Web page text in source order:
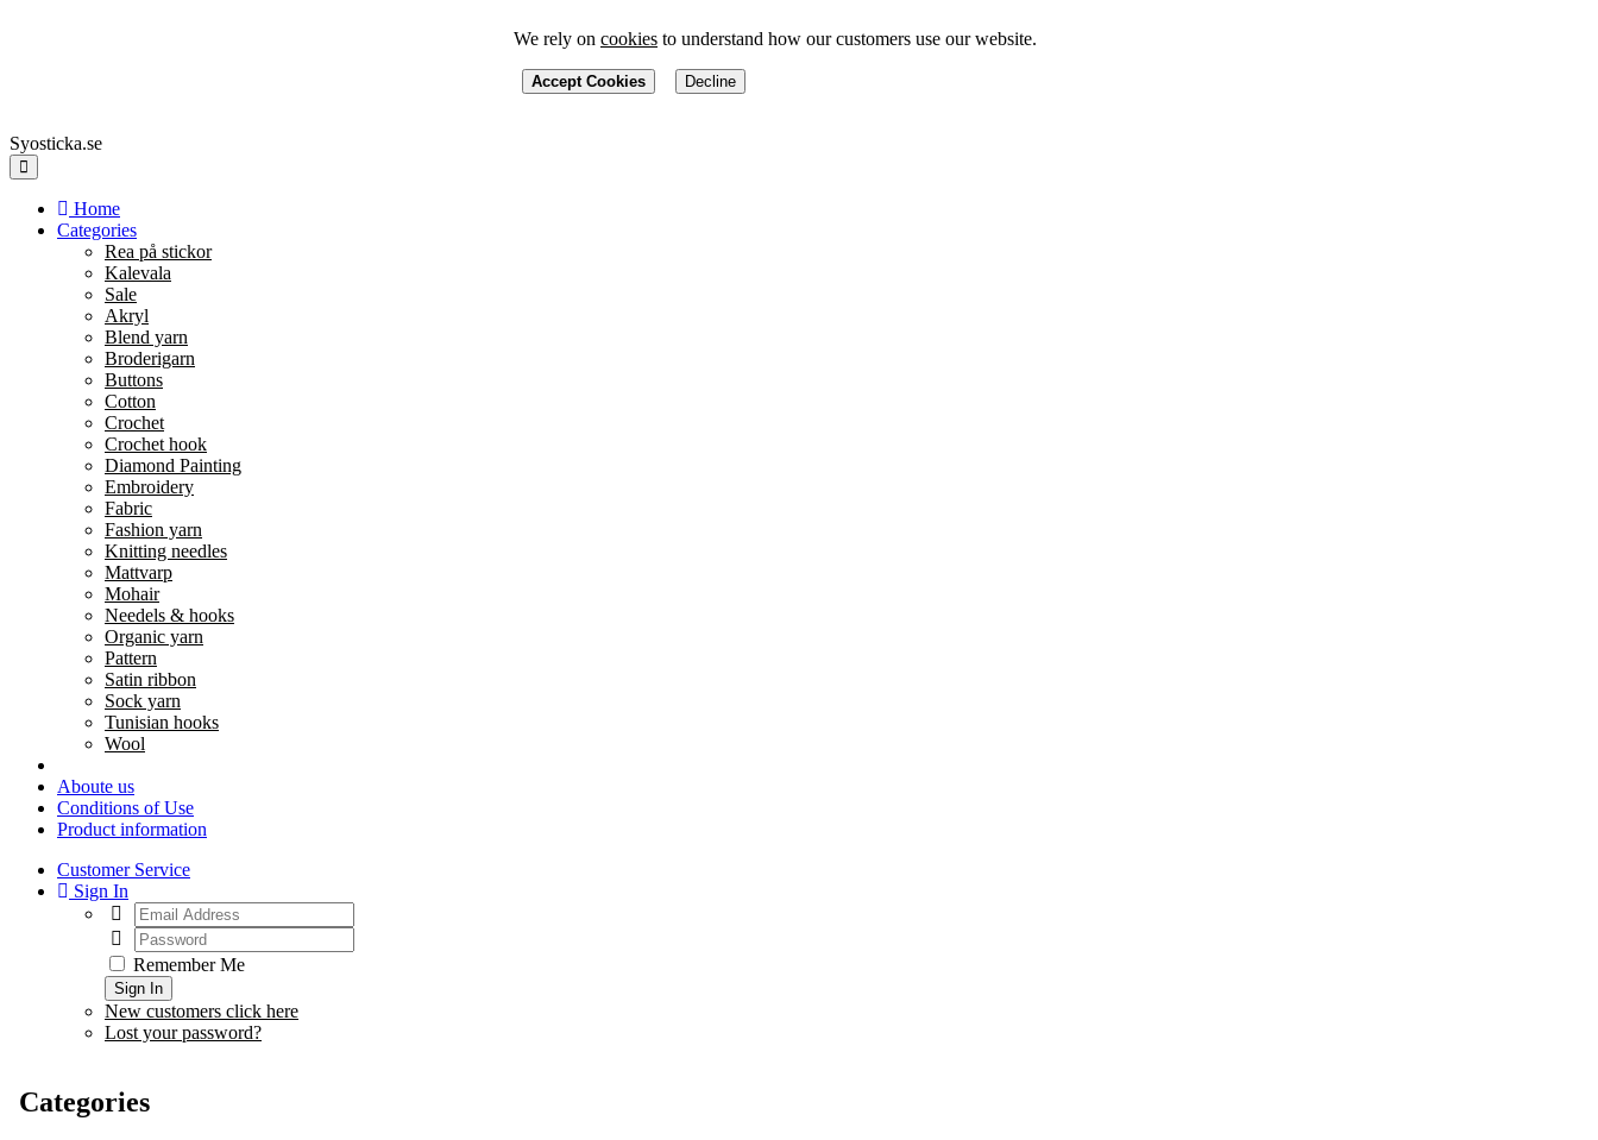
Syosticka.se
Home
Categories
Rea på stickor
Kalevala
Sale
Akryl
Blend yarn
Broderigarn
Buttons
Cotton
Crochet
Crochet hook
Diamond Painting
Embroidery
Fabric
Fashion yarn
Knitting needles
Mattvarp
Mohair
Needels & hooks
Organic yarn
Pattern
Satin ribbon
Sock yarn
Tunisian hooks
Wool
Aboute us
Conditions of Use
Product information
Customer Service
Sign In
Remember Me
Sign In
New customers click here
Lost your password?
Categories
We rely on cookies to understand how our customers use our website.
Accept Cookies Decline